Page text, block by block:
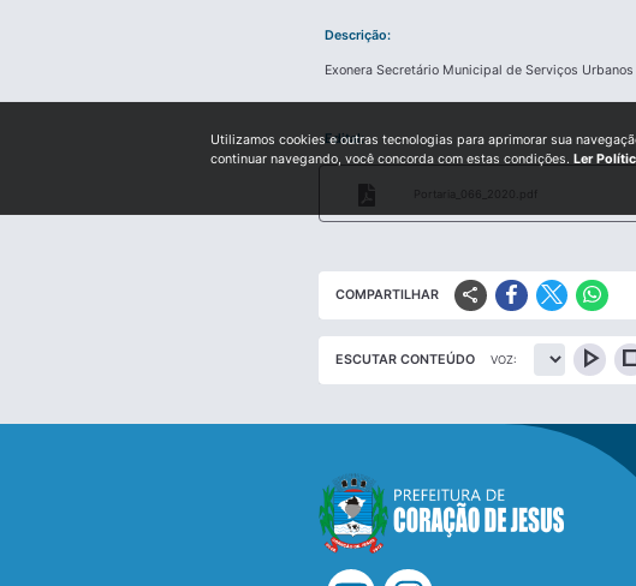
Descrição:
Exonera Secretário Municipal de Serviços Urbanos
Edital:
Portaria_066_2020.pdf
COMPARTILHAR share
ESCUTAR CONTEÚDO VOZ: play_arrow
Utilizamos cookies e outras tecnologias para aprimorar sua
continuar navegando, você concorda com estas condições. Ler